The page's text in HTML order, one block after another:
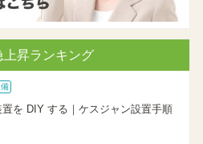
上昇ランキング
置を DIY する｜ケスジャン設置手順